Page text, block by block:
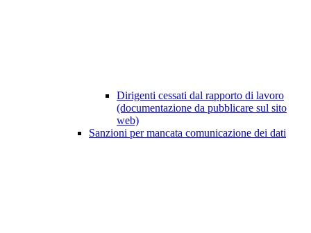
Dirigenti cessati dal rapporto di lavoro
(documentazione da pubblicare sul sito
web)
Sanzioni per mancata comunicazione dei dati